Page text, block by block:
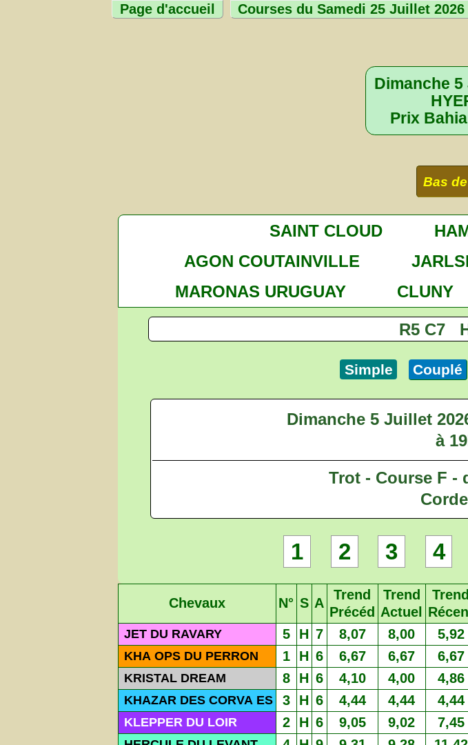
Page d'accueil Courses du Samedi 25 Juillet 2026
Dimanche
Prix
Bas
SAINT CLOUD
AGON COUTAINVILLE
MARONAS URUGUAY
CLUNY
R5 C7
Simple Couplé
Dimanche 5 Juillet
à
Trot - Course F -
1 2 3 4
Chevaux N° S A
Trend
Précéd
Trend
Actuel
Trend
JET DU RAVARY 5 H 7 8,07 8,00 5,92
KHA OPS DU PERRON 1 H 6 6,67 6,67 6,67
KRISTAL DREAM 8 H 6 4,10 4,00 4,86
KHAZAR DES CORVA ES 3 H 6 4,44 4,44 4,44
KLEPPER DU LOIR 2 H 6 9,05 9,02 7,45